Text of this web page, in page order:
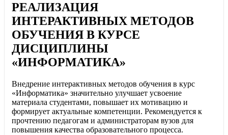
РЕАЛИЗАЦИЯ
ИНТЕРАКТИВНЫХ МЕТОДОВ
ОБУЧЕНИЯ В КУРСЕ
ДИСЦИПЛИНЫ
«ИНФОРМАТИКА»
Внедрение интерактивных методов обучения в курс
«Информатика» значительно улучшает усвоение
материала студентами, повышает их мотивацию и
формирует актуальные компетенции. Рекомендуется к
прочтению педагогам и администраторам вузов для
повышения качества образовательного процесса.